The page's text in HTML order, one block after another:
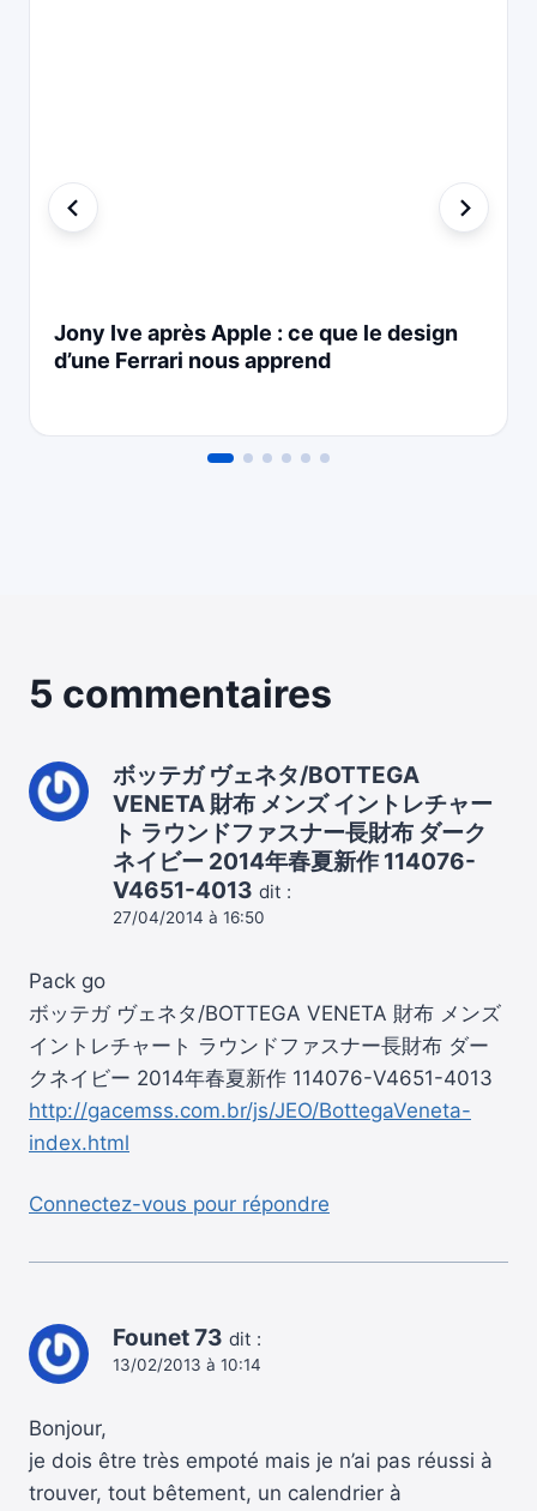
Jony Ive après Apple : ce que le design
d’une Ferrari nous apprend
5 commentaires
ボッテガ ヴェネタ/BOTTEGA
VENETA 財布 メンズ イントレチャー
ト ラウンドファスナー長財布 ダーク
ネイビー 2014年春夏新作 114076-
V4651-4013 dit :
27/04/2014 à 16:50
Pack go
ボッテガ ヴェネタ/BOTTEGA VENETA 財布 メンズ
イントレチャート ラウンドファスナー長財布 ダー
クネイビー 2014年春夏新作 114076-V4651-4013
http://gacemss.com.br/js/JEO/BottegaVeneta-
index.html
Connectez-vous pour répondre
Founet 73 dit :
13/02/2013 à 10:14
Bonjour,
je dois être très empoté mais je n’ai pas réussi à
trouver, tout bêtement, un calendrier à